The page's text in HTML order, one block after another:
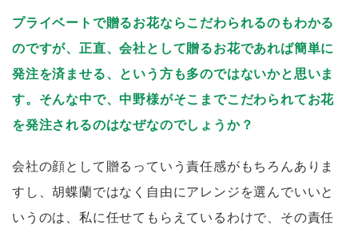
プライベートで贈るお花ならこだわられるのもわかる
のですが、正直、会社として贈るお花であれば簡単に
発注を済ませる、という方も多のではないかと思いま
す。そんな中で、中野様がそこまでこだわられてお花
を発注されるのはなぜなのでしょうか？
会社の顔として贈るっていう責任感がもちろんありま
すし、胡蝶蘭ではなく自由にアレンジを選んでいいと
いうのは、私に任せてもらえているわけで、その責任